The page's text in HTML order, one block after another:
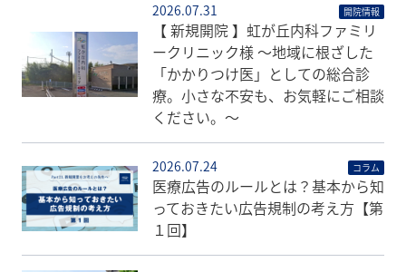
2026.07.31 開院情報
【 新規開院 】虹が丘内科ファミリ
ークリニック様 〜地域に根ざした
「かかりつけ医」としての総合診
療。小さな不安も、お気軽にご相談
ください。〜
2026.07.24 コラム
医療広告のルールとは？基本から知
っておきたい広告規制の考え方【第
１回】